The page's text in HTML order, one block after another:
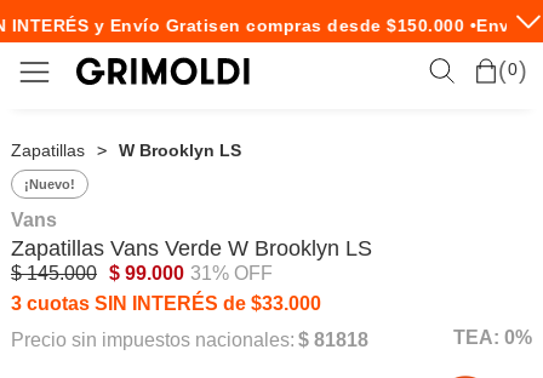
y Envío Gratisen compras desde $150.000 •Envío
0
Zapatillas W Brooklyn LS
¡Nuevo!
Vans
Zapatillas Vans Verde W Brooklyn LS
$ 145.000 $ 99.000 31% OFF
3 cuotas SIN INTERÉS de $33.000
Precio sin impuestos nacionales: $ 81818 TEA: 0%